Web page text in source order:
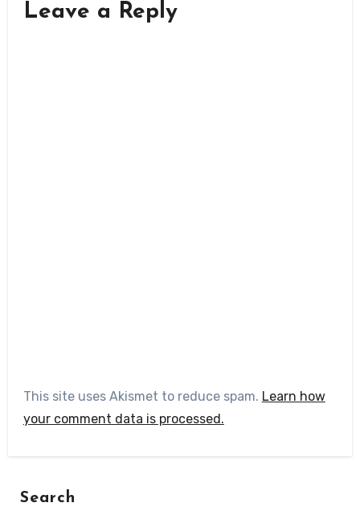
Leave a Reply
This site uses Akismet to reduce spam. Learn how
your comment data is processed.
Search